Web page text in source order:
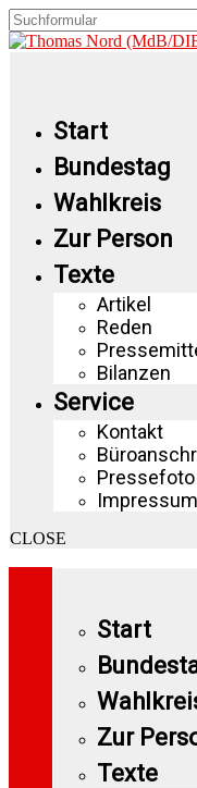
Start
Bundestag
Wahlkreis
Zur Person
Texte
Artikel
Reden
Bilanzen
Service
Kontakt
Pressefoto
Impressum
CLOSE
Start
Zur
Texte